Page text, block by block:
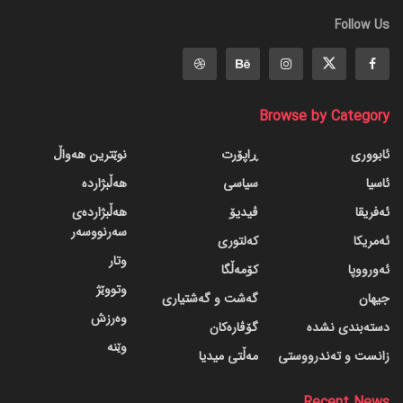
Follow Us
Browse by Category
ئابووری
ئاسیا
ئەفریقا
ئەمریکا
ئەورووپا
جیهان
دسته‌بندی نشده
زانست و تەندرووستی
ڕاپۆرت
سیاسی
ڤیدیۆ
کەلتوری
کۆمەڵگا
گه‌شت و گه‌شتیاری
گۆڤاره‌کان
مەڵتی میدیا
نوێترین هەواڵ
هەڵبژاردە
هەڵبژاردەی
سەرنووسەر
وتار
وتووێژ
وەرزش
وێنە